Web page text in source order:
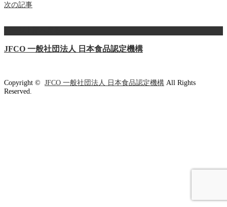
次の記事
JFCO 一般社団法人 日本食品認定機構
Copyright © JFCO 一般社団法人 日本食品認定機構 All Rights
Reserved.